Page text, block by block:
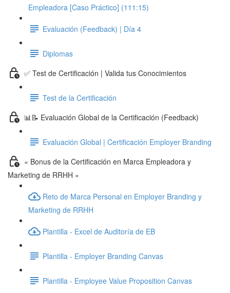
Empleadora [Caso Práctico] (111:15)
Evaluación (Feedback) | Día 4
Diplomas
✅ Test de Certificación | Valida tus Conocimientos
Test de la Certificación
📊📝 Evaluación Global de la Certificación (Feedback)
Evaluación Global | Certificación Employer Branding
« Bonus de la Certificación en Marca Empleadora y
Marketing de RRHH »
Reto de Marca Personal en Employer Branding y
Marketing de RRHH
Plantilla - Excel de Auditoría de EB
Plantilla - Employer Branding Canvas
Plantilla - Employee Value Proposition Canvas